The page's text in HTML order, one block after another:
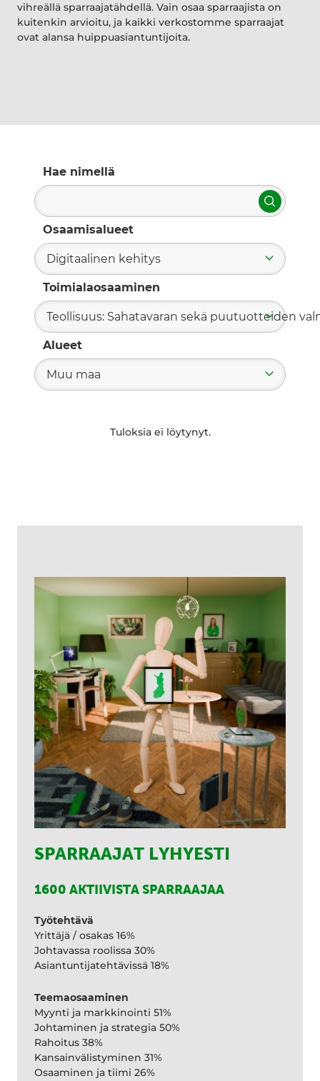
vihreällä sparraajatähdellä. Vain osaa sparraajista on
kuitenkin arvioitu, ja kaikki verkostomme sparraajat
ovat alansa huippuasiantuntijoita.
Hae nimellä
Hae
Osaamisalueet
Digitaalinen kehitys
Toimialaosaaminen
Teollisuus: Sahatavaran sekä puutuotteiden
Alueet
Muu maa
Tuloksia ei löytynyt.
SPARRAAJAT LYHYESTI
1600 AKTIIVISTA SPARRAAJAA
Työtehtävä
Yrittäjä / osakas 16%
Johtavassa roolissa 30%
Asiantuntijatehtävissä 18%
Teemaosaaminen
Myynti ja markkinointi 51%
Johtaminen ja strategia 50%
Rahoitus 38%
Kansainvälistyminen 31%
Osaaminen ja tiimi 26%